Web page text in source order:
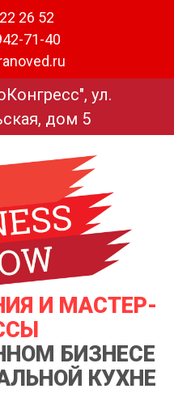
26 52
71-40
ул.
дом 5
И МАСТЕР-
БИЗНЕСЕ
КУХНЕ